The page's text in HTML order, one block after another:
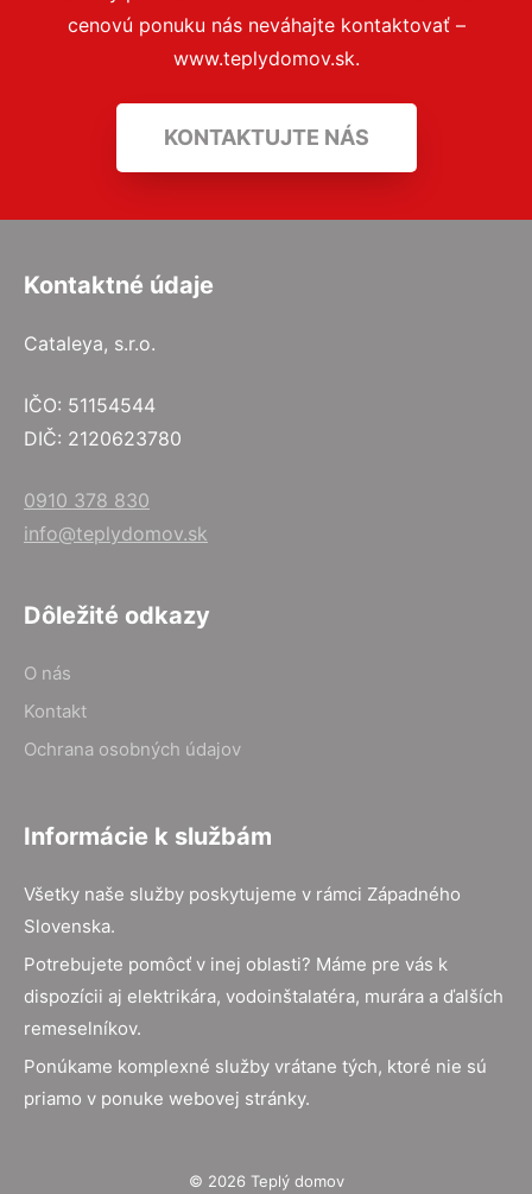
cenovú ponuku nás neváhajte kontaktovať –
www.teplydomov.sk.
KONTAKTUJTE NÁS
Kontaktné údaje
Cataleya, s.r.o.
IČO: 51154544
DIČ: 2120623780
0910 378 830
info@teplydomov.sk
Dôležité odkazy
O nás
Kontakt
Ochrana osobných údajov
Informácie k službám
Všetky naše služby poskytujeme v rámci Západného
Slovenska.
Potrebujete pomôcť v inej oblasti? Máme pre vás k
dispozícii aj elektrikára, vodoinštalatéra, murára a ďalších
remeselníkov.
Ponúkame komplexné služby vrátane tých, ktoré nie sú
priamo v ponuke webovej stránky.
© 2026 Teplý domov